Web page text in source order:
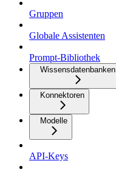
Gruppen
Globale Assistenten
Prompt-Bibliothek
Wissensdatenbanken
Konnektoren
Modelle
API-Keys